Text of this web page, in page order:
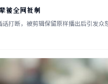
被全网抵制
打断，被剪辑保留原样播出后引发众